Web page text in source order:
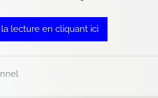
lecture en cliquant ici